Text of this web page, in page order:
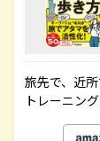
旅先で、近
トレーニン